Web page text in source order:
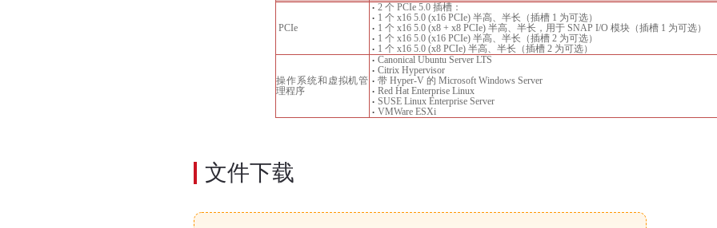
PCIe
• 2 个 PCIe 5.0 插槽：
• 1 个 x16 5.0 (x16 PCIe) 半高、半长（插槽 1 为可选）
• 1 个 x16 5.0 (x8 + x8 PCIe) 半高、半长，用于 SNAP I/O 模块（插槽 1 为可选）
• 1 个 x16 5.0 (x16 PCIe) 半高、半长（插槽 2 为可选）
• 1 个 x16 5.0 (x8 PCIe) 半高、半长（插槽 2 为可选）
操作系统和虚拟机管
理程序
• Canonical Ubuntu Server LTS
• Citrix Hypervisor
• 带 Hyper-V 的 Microsoft Windows Server
• Red Hat Enterprise Linux
• SUSE Linux Enterprise Server
• VMWare ESXi
文件下载